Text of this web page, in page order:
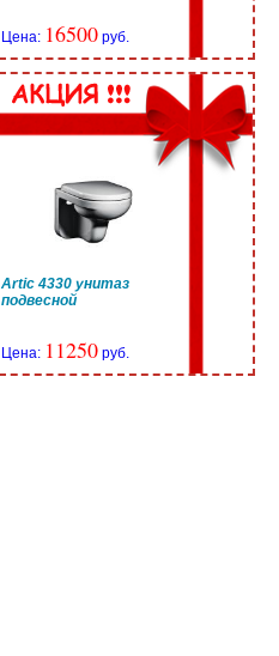
Цена: 16500руб.
Artic 4330 унитаз
подвесной
Цена: 11250руб.